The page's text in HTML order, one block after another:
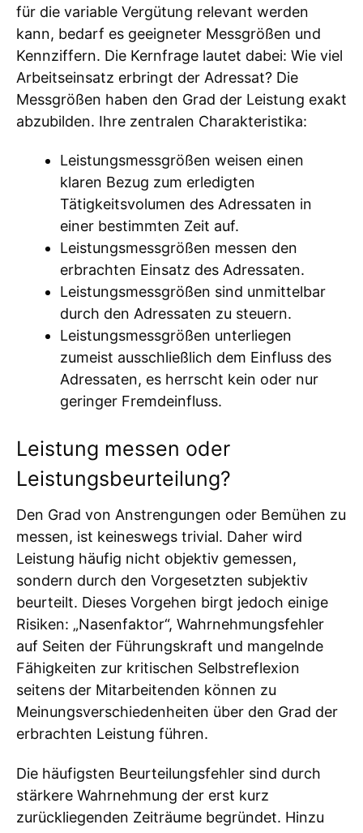
für die variable Vergütung relevant werden
kann, bedarf es geeigneter Messgrößen und
Kennziffern. Die Kernfrage lautet dabei: Wie viel
Arbeitseinsatz erbringt der Adressat? Die
Messgrößen haben den Grad der Leistung exakt
abzubilden. Ihre zentralen Charakteristika:
Leistungsmessgrößen weisen einen
klaren Bezug zum erledigten
Tätigkeitsvolumen des Adressaten in
einer bestimmten Zeit auf.
Leistungsmessgrößen messen den
erbrachten Einsatz des Adressaten.
Leistungsmessgrößen sind unmittelbar
durch den Adressaten zu steuern.
Leistungsmessgrößen unterliegen
zumeist ausschließlich dem Einfluss des
Adressaten, es herrscht kein oder nur
geringer Fremdeinfluss.
Leistung messen oder
Leistungsbeurteilung?
Den Grad von Anstrengungen oder Bemühen zu
messen, ist keineswegs trivial. Daher wird
Leistung häufig nicht objektiv gemessen,
sondern durch den Vorgesetzten subjektiv
beurteilt. Dieses Vorgehen birgt jedoch einige
Risiken: „Nasenfaktor“, Wahrnehmungsfehler
auf Seiten der Führungskraft und mangelnde
Fähigkeiten zur kritischen Selbstreflexion
seitens der Mitarbeitenden können zu
Meinungsverschiedenheiten über den Grad der
erbrachten Leistung führen.
Die häufigsten Beurteilungsfehler sind durch
stärkere Wahrnehmung der erst kurz
zurückliegenden Zeiträume begründet. Hinzu